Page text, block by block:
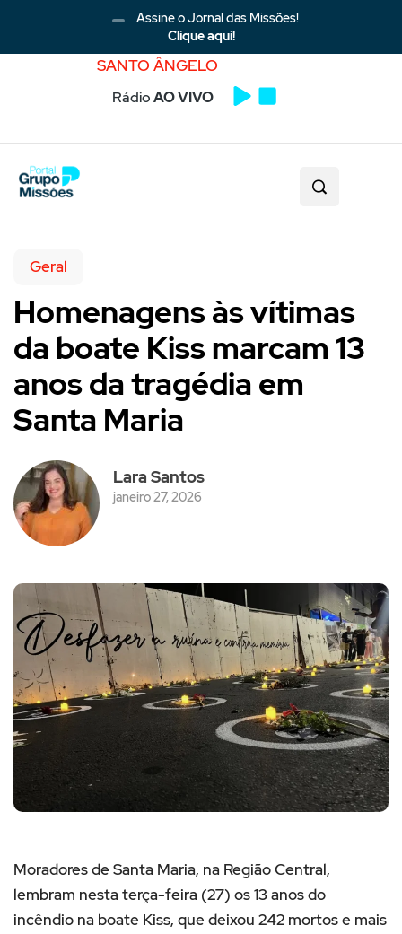
Assine o Jornal das Missões!
Clique aqui!
SANTO ÂNGELO
RádioAO VIVO
Geral
Homenagens às vítimas
da boate Kiss marcam 13
anos da tragédia em
Santa Maria
Lara Santos
janeiro 27, 2026
Moradores de Santa Maria, na Região Central,
lembram nesta terça-feira (27) os 13 anos do
incêndio na boate Kiss, que deixou 242 mortos e mais